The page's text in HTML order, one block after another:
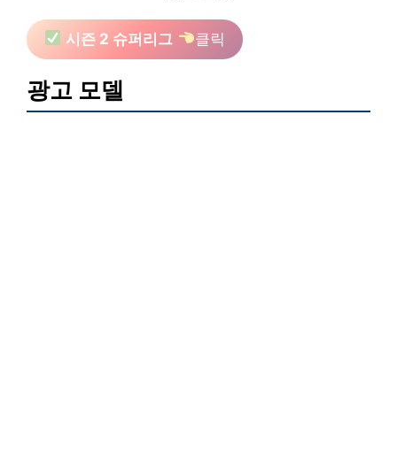
시즌 2 슈퍼리그 클릭
광고 모델